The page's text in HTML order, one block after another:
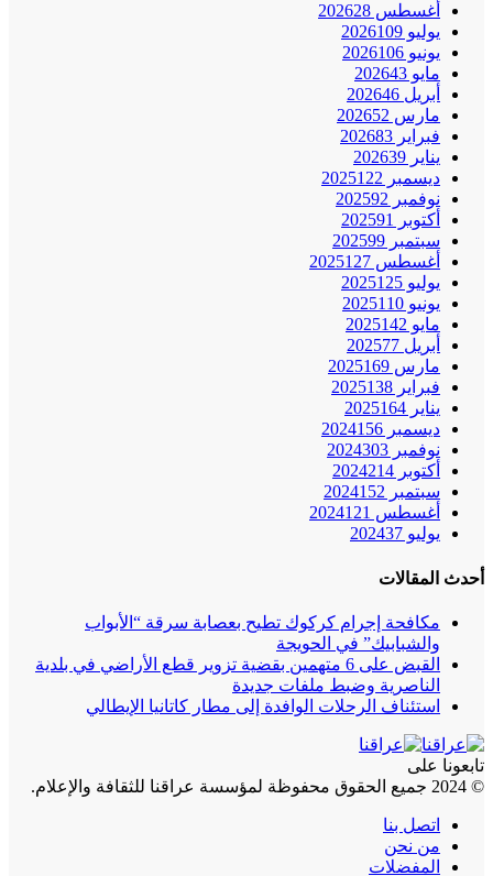
أغسطس 2026 28
يوليو 2026 109
يونيو 2026 106
مايو 2026 43
أبريل 2026 46
مارس 2026 52
فبراير 2026 83
يناير 2026 39
ديسمبر 2025 122
نوفمبر 2025 92
أكتوبر 2025
91
سبتمبر 2025 99
أغسطس 2025 127
يوليو 2025 125
يونيو 2025 110
مايو 2025 142
أبريل 2025 77
مارس 2025 169
فبراير 2025 138
يناير 2025 164
ديسمبر 2024 156
نوفمبر 2024 303
أكتوبر 2024 214
سبتمبر 2024 152
أغسطس 2024 121
يوليو 2024 37
أحدث المقالات
مكافحة إجرام كركوك تطيح بعصابة سرقة “الأبواب
والشبابيك” في الحويجة
القبض على 6 متهمين بقضية تزوير قطع الأراضي في بلدية
الناصرية وضبط ملفات جديدة
استئناف الرحلات الوافدة إلى مطار كاتانيا الإيطالي
تابعونا على
© 2024 جميع الحقوق محفوظة لمؤسسة عراقنا للثقافة والإعلام.
اتصل بنا
من نحن
المفضلات